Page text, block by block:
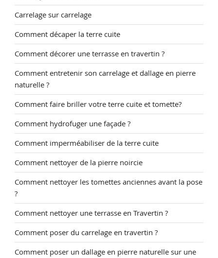
Carrelage sur carrelage
Comment décaper la terre cuite
Comment décorer une terrasse en travertin ?
Comment entretenir son carrelage et dallage en pierre
naturelle ?
Comment faire briller votre terre cuite et tomette?
Comment hydrofuger une façade ?
Comment imperméabiliser de la terre cuite
Comment nettoyer de la pierre noircie
Comment nettoyer les tomettes anciennes avant la pose
?
Comment nettoyer une terrasse en Travertin ?
Comment poser du carrelage en travertin ?
Comment poser un dallage en pierre naturelle sur une